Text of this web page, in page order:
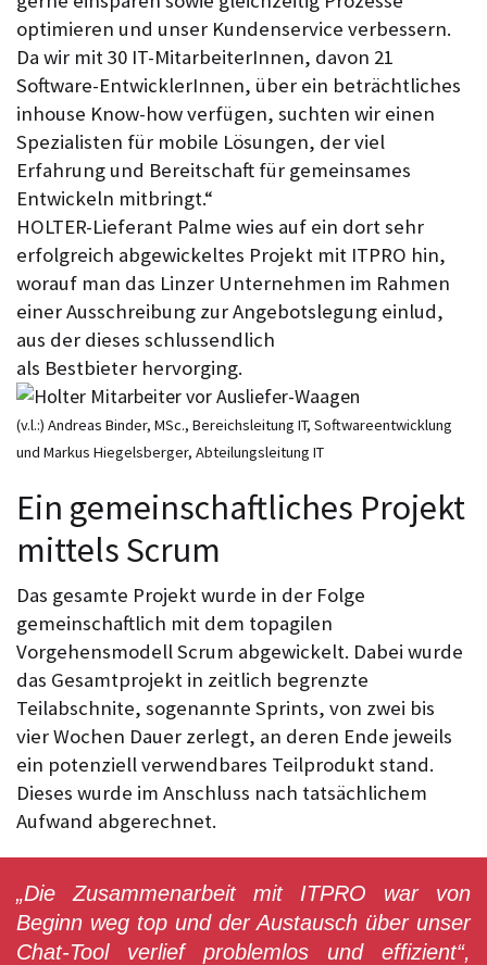
optimieren und unser Kundenservice verbessern.
Da wir mit 30 IT-MitarbeiterInnen, davon 21
Software-EntwicklerInnen, über ein beträchtliches
inhouse Know-how verfügen, suchten wir einen
Spezialisten für mobile Lösungen, der viel
Erfahrung und Bereitschaft für gemeinsames
Entwickeln mitbringt.“
HOLTER-Lieferant Palme wies auf ein dort sehr
erfolgreich abgewickeltes Projekt mit ITPRO hin,
worauf man das Linzer Unternehmen im Rahmen
einer Ausschreibung zur Angebotslegung einlud,
aus der dieses schlussendlich
als Bestbieter hervorging.
(v.l.:) Andreas Binder, MSc., Bereichsleitung IT, Softwareentwicklung
und Markus Hiegelsberger, Abteilungsleitung IT
Ein gemeinschaftliches Projekt
mittels Scrum
Das gesamte Projekt wurde in der Folge
gemeinschaftlich mit dem topagilen
Vorgehensmodell Scrum abgewickelt. Dabei wurde
das Gesamtprojekt in zeitlich begrenzte
Teilabschnite, sogenannte Sprints, von zwei bis
vier Wochen Dauer zerlegt, an deren Ende jeweils
ein potenziell verwendbares Teilprodukt stand.
Dieses wurde im Anschluss nach tatsächlichem
Aufwand abgerechnet.
„Die Zusammenarbeit mit ITPRO war von
Beginn weg top und der Austausch über unser
Chat-Tool verlief problemlos und effizient“,